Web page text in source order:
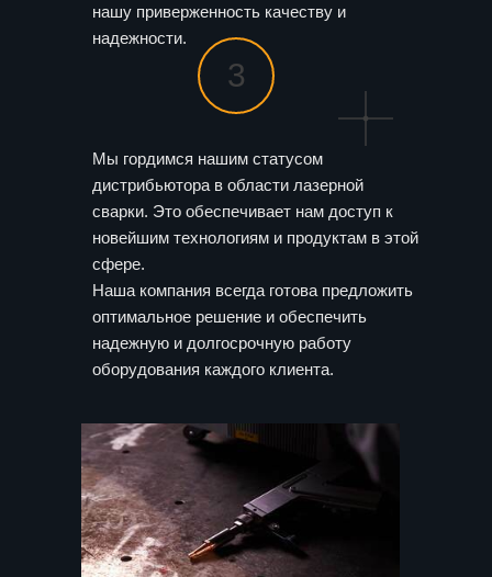
нашу приверженность качеству и
надежности.
Мы гордимся нашим статусом
дистрибьютора в области лазерной
сварки. Это обеспечивает нам доступ к
новейшим технологиям и продуктам в этой
сфере.
Наша компания всегда готова предложить
оптимальное решение и обеспечить
надежную и долгосрочную работу
оборудования каждого клиента.
3